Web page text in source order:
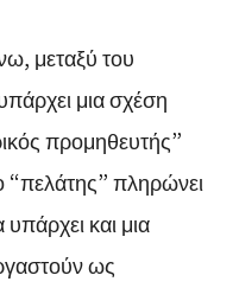
μεταξύ του
μια σχέση
προμηθευτής”
“πελάτης” πληρώνει
και μια
ως